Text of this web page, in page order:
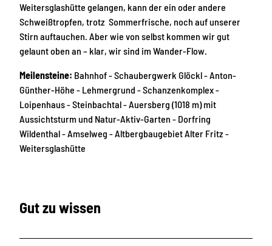
Weitersglashütte gelangen, kann der ein oder andere
Schweißtropfen, trotz Sommerfrische, noch auf unserer
Stirn auftauchen. Aber wie von selbst kommen wir gut
gelaunt oben an – klar, wir sind im Wander-Flow.
Meilensteine: Bahnhof - Schaubergwerk Glöckl - Anton-
Günther-Höhe - Lehmergrund - Schanzenkomplex -
Loipenhaus - Steinbachtal - Auersberg (1018 m) mit
Aussichtsturm und Natur-Aktiv-Garten - Dorfring
Wildenthal - Amselweg - Altbergbaugebiet Alter Fritz -
Weitersglashütte
Gut zu wissen